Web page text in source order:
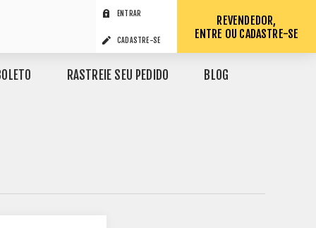
ENTRAR
CADASTRE-SE
REVENDEDOR,
ENTRE OU CADASTRE-SE
RASTREIE SEU PEDIDO BLOG